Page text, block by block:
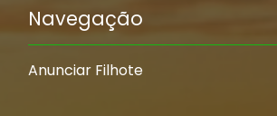
Navegação
Anunciar Filhote